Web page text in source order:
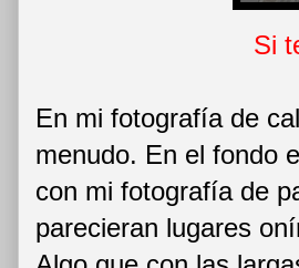
Si
En mi fotografía de
menudo. En el fondo
con mi fotografía de
parecieran lugares